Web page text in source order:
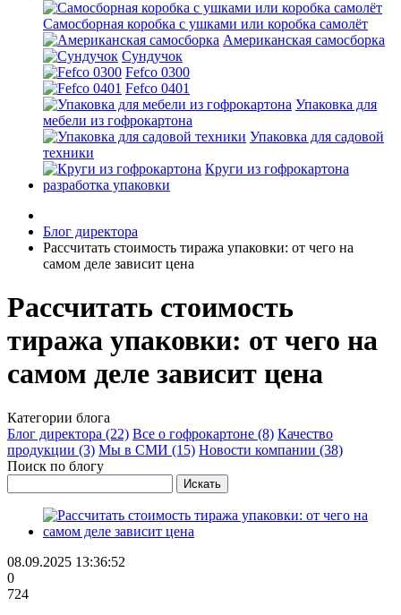
Самосборная коробка с ушками или коробка самолёт
Американская самосборка
Сундучок
Fefco 0300
Fefco 0401
Упаковка для
мебели из гофрокартона
Упаковка для садовой
техники
Круги из гофрокартона
разработка упаковки
Блог директора
Рассчитать стоимость тиража упаковки: от чего на
самом деле зависит цена
Рассчитать стоимость
тиража упаковки: от чего на
самом деле зависит цена
Категории блога
Блог директора (22) Все о гофрокартоне (8) Качество
продукции (3) Мы в СМИ (15) Новости компании (38)
Поиск по блогу
08.09.2025 13:36:52
0
724